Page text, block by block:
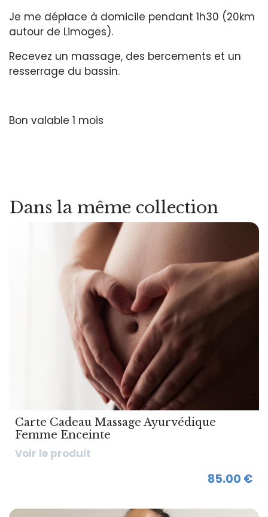
Je me déplace à domicile pendant 1h30 (20km
autour de Limoges).
Recevez un massage, des bercements et un
resserrage du bassin.
Bon valable 1 mois
Dans la même collection
Carte Cadeau Massage Ayurvédique
Femme Enceinte
Voir le produit
85.00 €